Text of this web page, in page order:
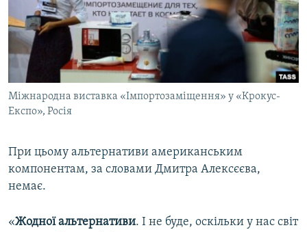
Міжнародна виставка «Імпортозаміщення» у «Крокус-
Експо», Росія
При цьому альтернативи американським
компонентам, за словами Дмитра Алексєєва,
немає.
«Жодної альтернативи. І не буде, оскільки у нас світ